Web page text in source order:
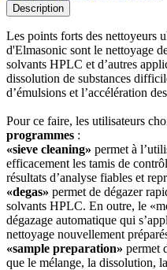
Description
Les points forts des nettoyeurs
d'Elmasonic sont le nettoyage
solvants HPLC et d’autres
dissolution de substances
d’émulsions et l’accélération
Pour ce faire, les utilisateurs
programmes :
«sieve cleaning» permet à
efficacement les tamis de
résultats d’analyse fiables et
«degas» permet de dégazer
solvants HPLC. En outre, le
dégazage automatique qui
nettoyage nouvellement
«sample preparation» permet
que le mélange, la dissolution,